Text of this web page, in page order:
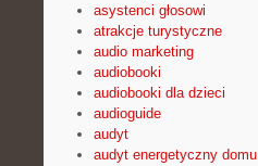
asystenci głosowi
atrakcje turystyczne
audio marketing
audiobooki
audiobooki dla dzieci
audioguide
audyt
audyt energetyczny domu